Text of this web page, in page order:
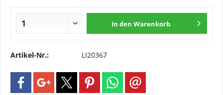
In den Warenkorb
Artikel-Nr.: LI20367